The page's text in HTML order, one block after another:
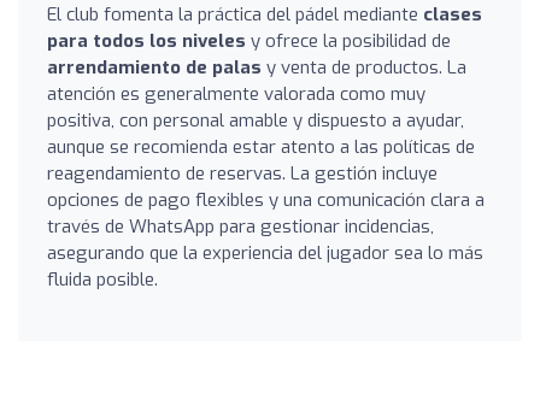
El club fomenta la práctica del pádel mediante clases
para todos los niveles y ofrece la posibilidad de
arrendamiento de palas y venta de productos. La
atención es generalmente valorada como muy
positiva, con personal amable y dispuesto a ayudar,
aunque se recomienda estar atento a las políticas de
reagendamiento de reservas. La gestión incluye
opciones de pago flexibles y una comunicación clara a
través de WhatsApp para gestionar incidencias,
asegurando que la experiencia del jugador sea lo más
fluida posible.